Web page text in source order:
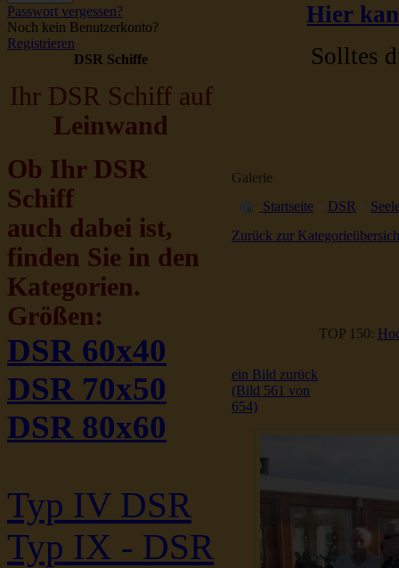
Passwort vergessen?
Noch kein Benutzerkonto?
Registrieren
DSR Schiffe
Ihr DSR Schiff auf
Leinwand
Ob Ihr DSR
Schiff
auch dabei ist,
finden Sie in den
Kategorien.
Größen:
DSR 60x40
DSR 70x50
DSR 80x60
Typ IV DSR
Typ IX - DSR
Hier
Solltes
Galerie
Startseite » DSR »
Zurück zur
TOP 150:
ein Bild zurück
(Bild 561 von
654)